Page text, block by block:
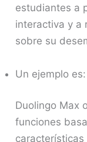
estudiantes a
interactiva y a
sobre su
Un ejemplo es:
Duolingo Max
funciones
características